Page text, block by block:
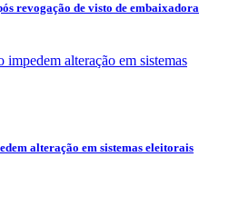
revogação de visto de embaixadora
alteração em sistemas eleitorais